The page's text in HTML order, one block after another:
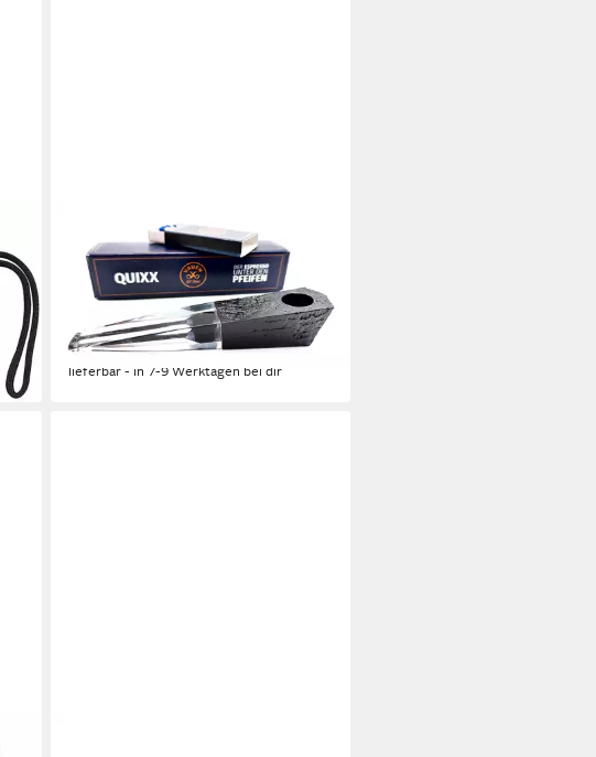
Handpfeife Moderne Pfeife
Bruyèreholz, kleines Füllvolumen für
"Zwischendurch", Quixx 7 kleine
Pfeife inkl. gratis Streichhölzer
69,99 €
lieferbar - in 7-9 Werktagen bei dir